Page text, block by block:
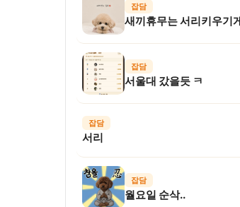
잡담
새끼휴무는 서리키우기
잡담
서울대 갔을듯 ㅋ
잡담
서리
잡담
월요일 순삭..